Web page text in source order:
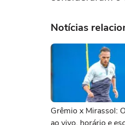
Notícias
Grêmio x Mirassol: